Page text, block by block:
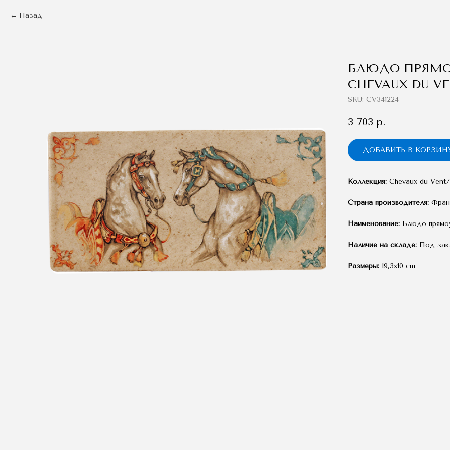
Назад
БЛЮДО
CHEVAUX DU
SKU: CV341224
3 703 р.
ДОБАВИТЬ В
Коллекция: Chevaux du
Страна производителя:
Наименование: Блюдо
Наличие на складе: Под
Размеры: 19,3x10 cm